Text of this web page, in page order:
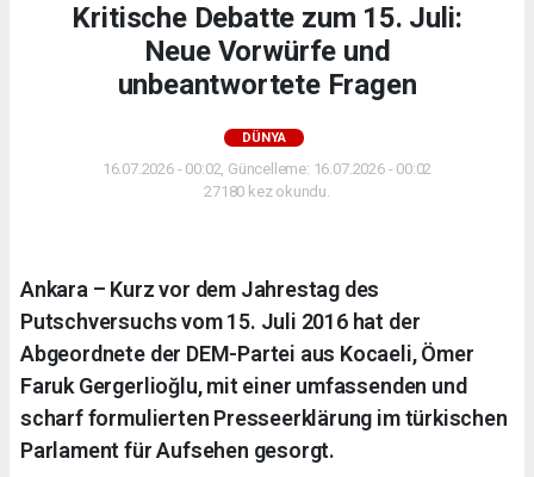
Kritische Debatte zum 15. Juli:
Neue Vorwürfe und
unbeantwortete Fragen
DÜNYA
16.07.2026 - 00:02, Güncelleme: 16.07.2026 - 00:02
27180 kez okundu.
Ankara – Kurz vor dem Jahrestag des
Putschversuchs vom 15. Juli 2016 hat der
Abgeordnete der DEM-Partei aus Kocaeli, Ömer
Faruk Gergerlioğlu, mit einer umfassenden und
scharf formulierten Presseerklärung im türkischen
Parlament für Aufsehen gesorgt.